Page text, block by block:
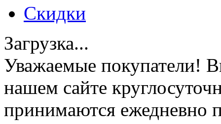
Скидки
Загрузка...
Уважаемые покупатели!
нашем сайте
принимаются ежедневно